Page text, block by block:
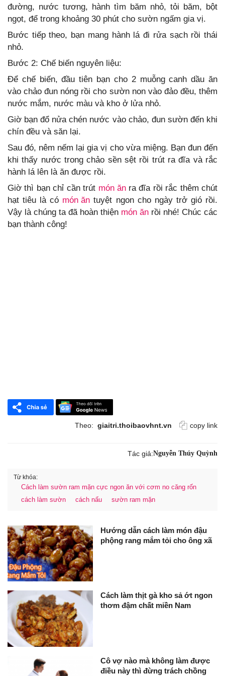
đường, nước tương, hành tìm băm nhỏ, tỏi băm, bột
ngọt, để trong khoảng 30 phút cho sườn ngấm gia vị.
Bước tiếp theo, bạn mang hành lá đi rửa sạch rồi thái
nhỏ.
Bước 2: Chế biến nguyên liệu:
Để chế biến, đầu tiên bạn cho 2 muỗng canh dầu ăn
vào chảo đun nóng rồi cho sườn non vào đảo đều, thêm
nước mắm, nước màu và kho ở lửa nhỏ.
Giờ bạn đổ nửa chén nước vào chảo, đun sườn đến khi
chín đều và săn lại.
Sau đó, nêm nếm lại gia vị cho vừa miệng. Bạn đun đến
khi thấy nước trong chảo sền sệt rồi trút ra đĩa và rắc
hành lá lên là ăn được rồi.
Giờ thì bạn chỉ cần trút món ănra đĩa rồi rắc thêm chút
hạt tiêu là có món ăn tuyệt ngon cho ngày trở gió rồi.
Vậy là chúng ta đã hoàn thiện món ăn rồi nhé! Chúc các
bạn thành công!
Theo: giaitri.thoibaovhnt.vn copy link
Tác giả:Nguyễn Thúy Quỳnh
Từ khóa:
Cách làm sườn ram mặn cực ngon ăn với cơm no căng rốn
cách làm sườn
cách nấu sườn ram mặn
Hướng dẫn cách làm món đậu
phộng rang mắm tỏi cho ông xã
Cách làm thịt gà kho sả ớt ngon
thơm đậm chất miền Nam
Cô vợ nào mà không làm được
điều này thì đừng trách chồng